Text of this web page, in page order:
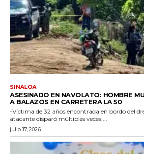
SINALOA
ASESINADO EN NAVOLATO: HOMBRE
A BALAZOS EN CARRETERA LA 50
-Víctima de 32 años encontrada en bordo del
atacante disparó múltiples veces;...
julio 17, 2026